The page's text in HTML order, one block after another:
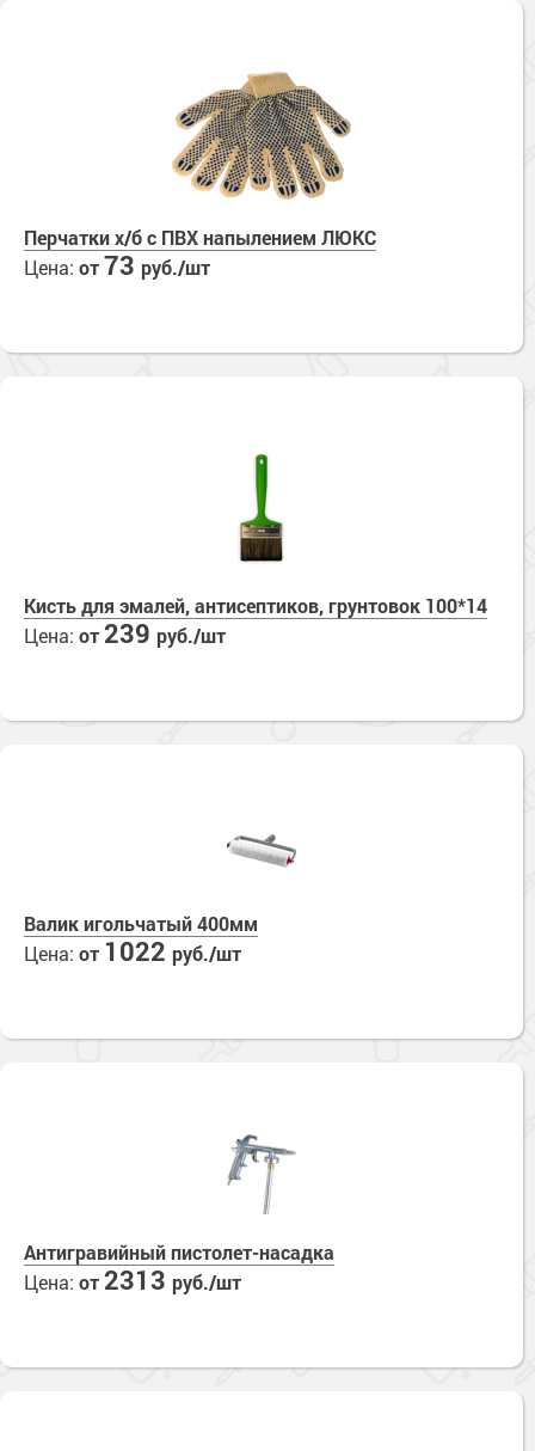
Перчатки х/б с ПВХ напылением ЛЮКС
Цена: от73 руб./шт
Кисть для эмалей, антисептиков, грунтовок 100*14
Цена: от239 руб./шт
Валик игольчатый 400мм
Цена: от 1022 руб./шт
Антигравийный пистолет-насадка
Цена: от2313 руб./шт